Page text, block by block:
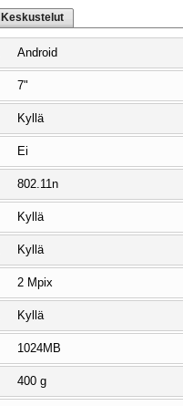
Keskustelut
Android
7"
Kyllä
Ei
802.11n
Kyllä
Kyllä
2 Mpix
Kyllä
1024MB
400 g